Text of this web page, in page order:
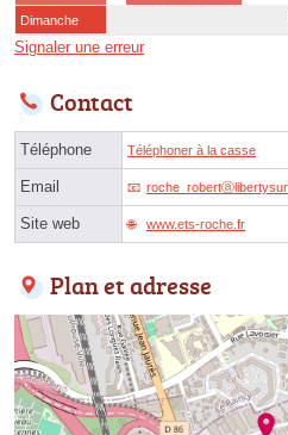
Dimanche
Signaler une erreur
Contact
Téléphone Téléphoner à la casse
Email
Site web www.ets-roche.fr
Plan et adresse